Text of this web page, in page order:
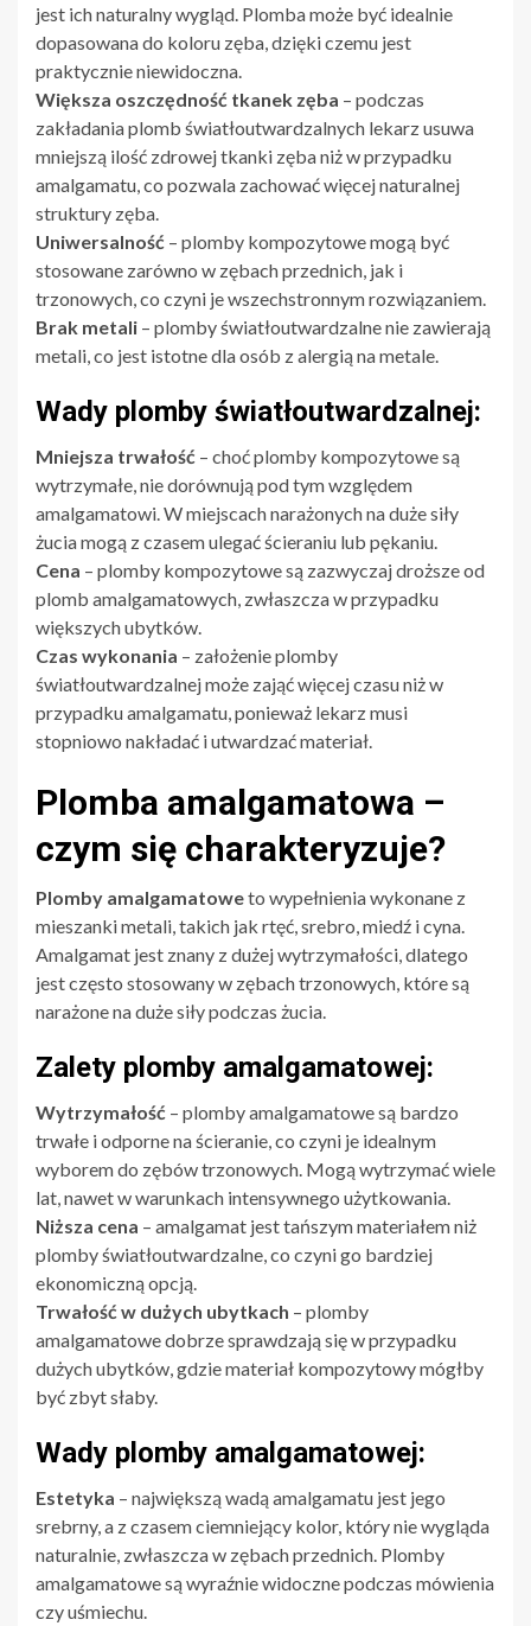
jest ich naturalny wygląd. Plomba może być idealnie
dopasowana do koloru zęba, dzięki czemu jest
praktycznie niewidoczna.
Większa oszczędność tkanek zęba – podczas
zakładania plomb światłoutwardzalnych lekarz usuwa
mniejszą ilość zdrowej tkanki zęba niż w przypadku
amalgamatu, co pozwala zachować więcej naturalnej
struktury zęba.
Uniwersalność – plomby kompozytowe mogą być
stosowane zarówno w zębach przednich, jak i
trzonowych, co czyni je wszechstronnym rozwiązaniem.
Brak metali – plomby światłoutwardzalne nie zawierają
metali, co jest istotne dla osób z alergią na metale.
Wady plomby światłoutwardzalnej:
Mniejsza trwałość – choć plomby kompozytowe są
wytrzymałe, nie dorównują pod tym względem
amalgamatowi. W miejscach narażonych na duże siły
żucia mogą z czasem ulegać ścieraniu lub pękaniu.
Cena – plomby kompozytowe są zazwyczaj droższe od
plomb amalgamatowych, zwłaszcza w przypadku
większych ubytków.
Czas wykonania – założenie plomby
światłoutwardzalnej może zająć więcej czasu niż w
przypadku amalgamatu, ponieważ lekarz musi
stopniowo nakładać i utwardzać materiał.
Plomba amalgamatowa –
czym się charakteryzuje?
Plomby amalgamatoweto wypełnienia wykonane z
mieszanki metali, takich jak rtęć, srebro, miedź i cyna.
Amalgamat jest znany z dużej wytrzymałości, dlatego
jest często stosowany w zębach trzonowych, które są
narażone na duże siły podczas żucia.
Zalety plomby amalgamatowej:
Wytrzymałość – plomby amalgamatowe są bardzo
trwałe i odporne na ścieranie, co czyni je idealnym
wyborem do zębów trzonowych. Mogą wytrzymać wiele
lat, nawet w warunkach intensywnego użytkowania.
Niższa cena – amalgamat jest tańszym materiałem niż
plomby światłoutwardzalne, co czyni go bardziej
ekonomiczną opcją.
Trwałość w dużych ubytkach – plomby
amalgamatowe dobrze sprawdzają się w przypadku
dużych ubytków, gdzie materiał kompozytowy mógłby
być zbyt słaby.
Wady plomby amalgamatowej:
Estetyka – największą wadą amalgamatu jest jego
srebrny, a z czasem ciemniejący kolor, który nie wygląda
naturalnie, zwłaszcza w zębach przednich. Plomby
amalgamatowe są wyraźnie widoczne podczas mówienia
czy uśmiechu.